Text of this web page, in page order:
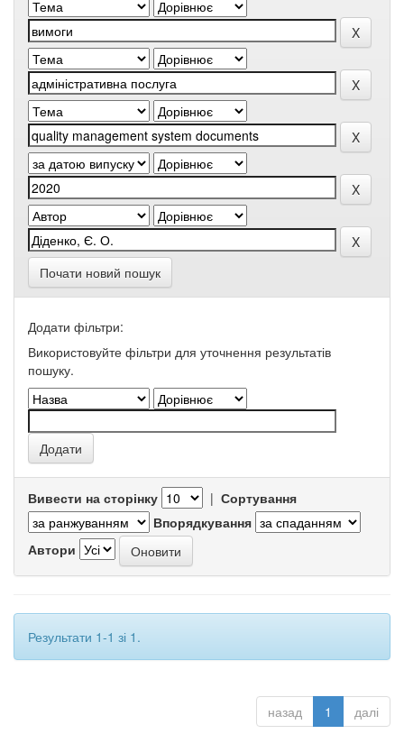
Почати новий пошук
Додати фільтри:
Використовуйте фільтри для уточнення результатів
пошуку.
Вивести на сторінку | Сортування
Впорядкування
Автори
Результати 1-1 зі 1.
назад 1 далі